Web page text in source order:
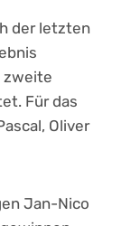
der letzten
zweite
Für das
Oliver
Jan-Nico